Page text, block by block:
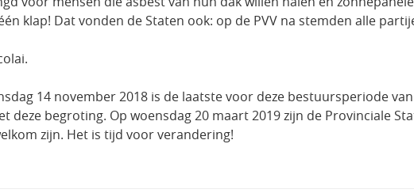
klap! Dat vonden de Staten ook: op de PVV na stemden alle
14 november 2018 is de laatste voor deze bestuursperiode van
deze begroting. Op woensdag 20 maart 2019 zijn de Provinciale
zijn. Het is tijd voor verandering!